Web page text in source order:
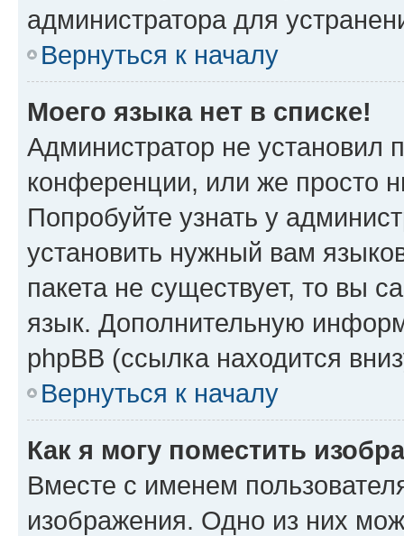
администратора для
Вернуться к началу
Моего языка нет в списке!
Администратор не установил
конференции, или же просто
Попробуйте узнать у
установить нужный вам
пакета не существует, то вы
язык. Дополнительную
phpBB (ссылка находится
Вернуться к началу
Как я могу поместить
Вместе с именем
изображения. Одно из них